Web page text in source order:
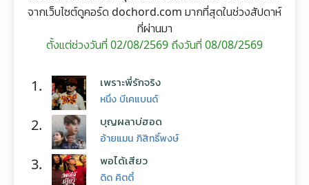
จากเว็บไซต์ดูคอร์ด dochord.com มากที่สุดในช่วงสัปดาห์
ที่ผ่านมา
ตั้งแต่ช่วงวันที่ 02/08/2569 ถึงวันที่ 08/08/2569
1. เพราะพี่รักจริง
หนึ่ง บีเคแบนด์
2. บุญผลาบ่ฮอด
อ้ายแมน ภิสิทธิ์พงษ์
3. พอได้เสียว
ดิด คิตตี้